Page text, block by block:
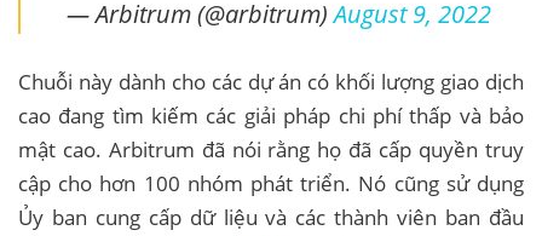
— Arbitrum (@arbitrum)August 9, 2022
Chuỗi này dành cho các dự án có khối lượng giao dịch
cao đang tìm kiếm các giải pháp chi phí thấp và bảo
mật cao. Arbitrum đã nói rằng họ đã cấp quyền truy
cập cho hơn 100 nhóm phát triển. Nó cũng sử dụng
Ủy ban cung cấp dữ liệu và các thành viên ban đầu